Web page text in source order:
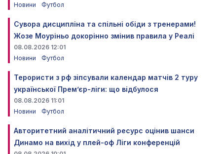
Новини
Футбол
Сувора дисципліна та спільні обіди з тренерами!
Жозе Моуріньо докорінно змінив правила у Реалі
08.08.2026 12:01
Новини
Футбол
Терористи з рф зіпсували календар матчів 2 туру
української Прем’єр-ліги: що відбулося
08.08.2026 11:01
Новини
Футбол
Авторитетний аналітичний ресурс оцінив шанси
Динамо на вихід у плей-оф Ліги конференцій